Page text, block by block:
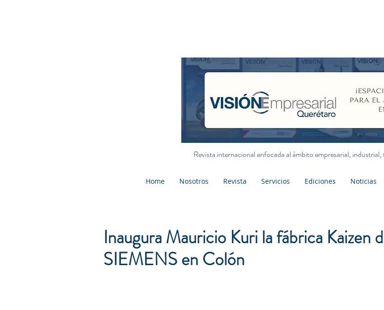
Revista internacional enfocada al ámbito empresarial,
Home Nosotros Revista Servicios Ediciones Noticias
Inaugura Mauricio Kuri la fábrica Kaizen
SIEMENS en Colón